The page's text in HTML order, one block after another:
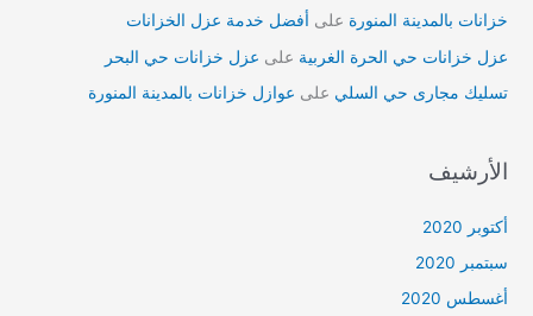
خزانات بالمدينة المنورة على أفضل خدمة عزل الخزانات
عزل خزانات حي الحرة الغربية على عزل خزانات حي البحر
تسليك مجارى حي السلي على عوازل خزانات بالمدينة المنورة
الأرشيف
أكتوبر 2020
سبتمبر 2020
أغسطس 2020